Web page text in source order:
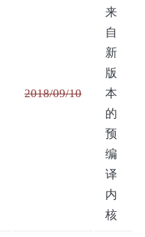
2018/09/10
来
自
新
版
本
的
预
编
译
内
核